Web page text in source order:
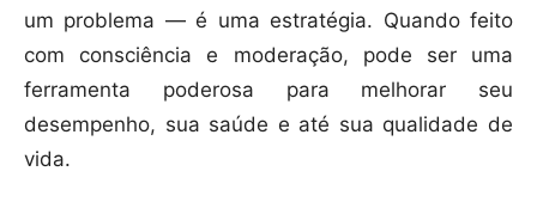
um problema — é uma estratégia. Quando feito
com consciência e moderação, pode ser uma
ferramenta poderosa para melhorar seu
desempenho, sua saúde e até sua qualidade de
vida.